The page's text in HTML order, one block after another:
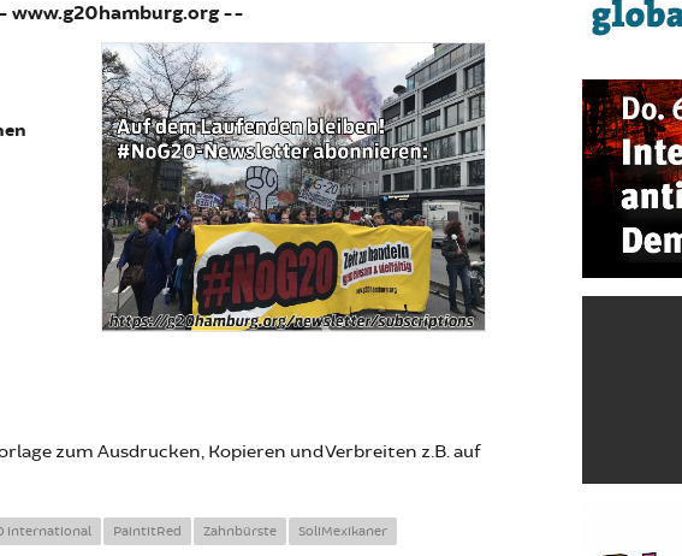
www.g20hamburg.org --
zum Ausdrucken, Kopieren und Verbreiten z.B. auf
international PaintitRed Zahnbürste SoliMexikaner